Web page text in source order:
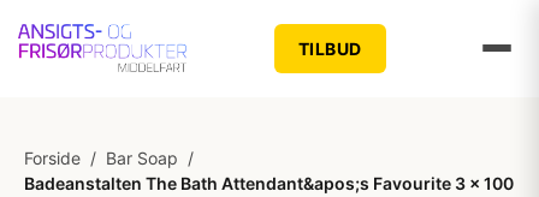
TILBUD
Forside / Bar Soap /
Badeanstalten The Bath Attendant&apos;s Favourite 3 x 100